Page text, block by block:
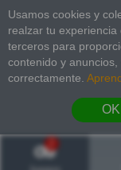
Usamos cookies y
realzar tu
terceros para
contenido y
correctamente.
OK
2